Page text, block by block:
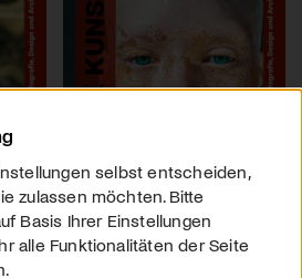
selbst entscheiden,
zulassen möchten. Bitte
Basis Ihrer Einstellungen
alle Funktionalitäten der Seite